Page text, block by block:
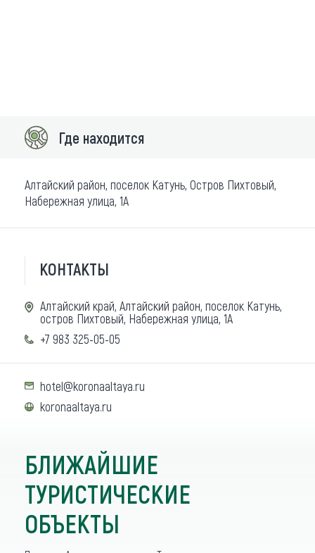
Где находится
Алтайский район, поселок Катунь, Остров Пихтовый,
Набережная улица, 1А
КОНТАКТЫ
Алтайский край, Алтайский район, поселок Катунь,
остров Пихтовый, Набережная улица, 1А
+7 983 325-05-05
hotel@koronaaltaya.ru
koronaaltaya.ru
БЛИЖАЙШИЕ
ТУРИСТИЧЕСКИЕ
ОБЪЕКТЫ